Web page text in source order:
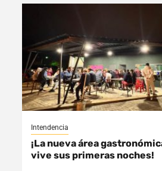
Intendencia
¡La nueva área
vive sus primeras noches!